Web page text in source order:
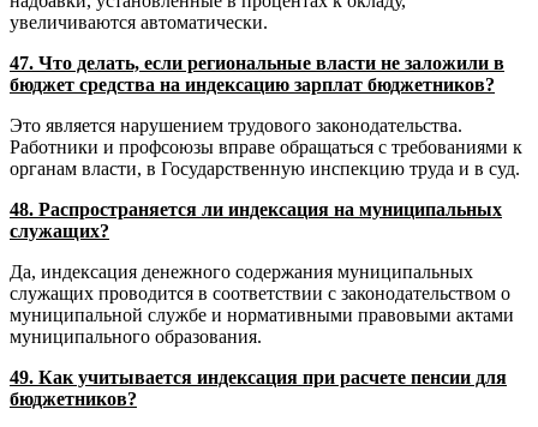
увеличиваются автоматически.
47. Что делать, если региональные власти не заложили в
бюджет средства на индексацию зарплат бюджетников?
Это является нарушением трудового законодательства.
Работники и профсоюзы вправе обращаться с требованиями к
органам власти, в Государственную инспекцию труда и в суд.
48. Распространяется ли индексация на муниципальных
служащих?
Да, индексация денежного содержания муниципальных
служащих проводится в соответствии с законодательством о
муниципальной службе и нормативными правовыми актами
муниципального образования.
49. Как учитывается индексация при расчете пенсии для
бюджетников?